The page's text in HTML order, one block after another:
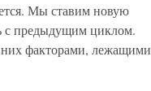
Мы ставим новую
с предыдущим циклом.
них факторами, лежащими